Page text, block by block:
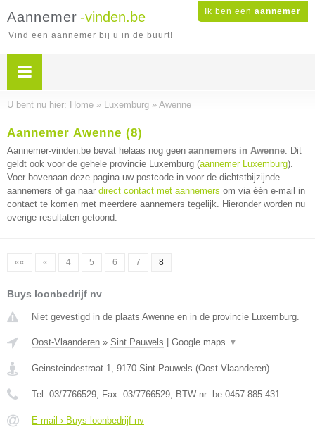
Ik ben een aannemer
Aannemer -vinden.be
Vind een aannemer bij u in de buurt!
U bent nu hier: Home » Luxemburg » Awenne
Aannemer Awenne (8)
Aannemer-vinden.be bevat helaas nog geen aannemers in Awenne. Dit
geldt ook voor de gehele provincie Luxemburg (aannemer Luxemburg).
Voer bovenaan deze pagina uw postcode in voor de dichtstbijzijnde
aannemers of ga naar direct contact met aannemers om via één e-mail in
contact te komen met meerdere aannemers tegelijk. Hieronder worden nu
overige resultaten getoond.
«« « 4 5 6 7 8
Buys loonbedrijf nv
Niet gevestigd in de plaats Awenne en in de provincie Luxemburg.
Oost-Vlaanderen » Sint Pauwels Google maps ▼
Geinsteindestraat 1, 9170 Sint Pauwels (Oost-Vlaanderen)
Tel: 03/7766529, Fax: 03/7766529, BTW-nr: be 0457.885.431
E-mail › Buys loonbedrijf nv